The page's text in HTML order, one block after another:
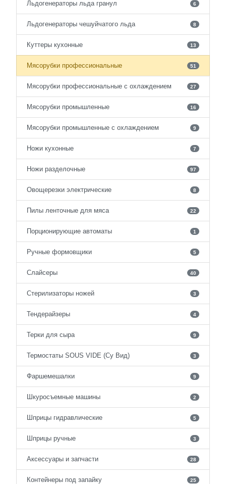
Льдогенераторы льда гранул 6
Льдогенераторы чешуйчатого льда 8
Куттеры кухонные 13
Мясорубки профессиональные 51
Мясорубки профессиональные с охлаждением 27
Мясорубки промышленные 16
Мясорубки промышленные с охлаждением 9
Ножи кухонные 7
Ножи разделочные 97
Овощерезки электрические 8
Пилы ленточные для мяса 22
Порционирующие автоматы 1
Ручные формовщики 5
Слайсеры 40
Стерилизаторы ножей 3
Тендерайзеры 4
Терки для сыра 9
Термостаты SOUS VIDE (Су Вид) 3
Фаршемешалки 9
Шкуросъемные машины 2
Шприцы гидравлические 5
Шприцы ручные 3
Аксессуары и запчасти 28
Контейнеры под запайку 25